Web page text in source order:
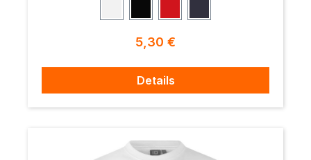
Weiß Schwarz
Rot Navy
Regulärer Preis:
5,30 €
Details